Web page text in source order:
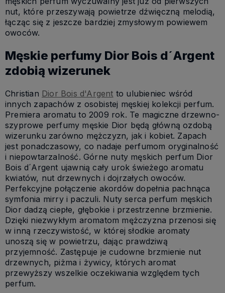
nut, które przeszywają powietrze dźwięczną melodią,
łącząc się z jeszcze bardziej zmysłowym powiewem
owoców.
Męskie perfumy Dior Bois d´Argent
zdobią wizerunek
Christian Dior Bois d'Argent to ulubieniec wśród
innych zapachów z osobistej męskiej kolekcji perfum.
Premiera aromatu to 2009 rok. Te magiczne drzewno-
szyprowe perfumy męskie Dior będą główną ozdobą
wizerunku zarówno mężczyzn, jak i kobiet. Zapach
jest ponadczasowy, co nadaje perfumom oryginalność
i niepowtarzalność. Górne nuty męskich perfum Dior
Bois d´Argent ujawnią cały urok świeżego aromatu
kwiatów, nut drzewnych i dojrzałych owoców.
Perfekcyjne połączenie akordów dopełnia pachnąca
symfonia mirry i paczuli. Nuty serca perfum męskich
Dior dadzą ciepłe, głębokie i przestrzenne brzmienie.
Dzięki niezwykłym aromatom mężczyzna przenosi się
w inną rzeczywistość, w której słodkie aromaty
unoszą się w powietrzu, dając prawdziwą
przyjemność. Zastępuje je cudowne brzmienie nut
drzewnych, piżma i żywicy, których aromat
przewyższy wszelkie oczekiwania względem tych
perfum.